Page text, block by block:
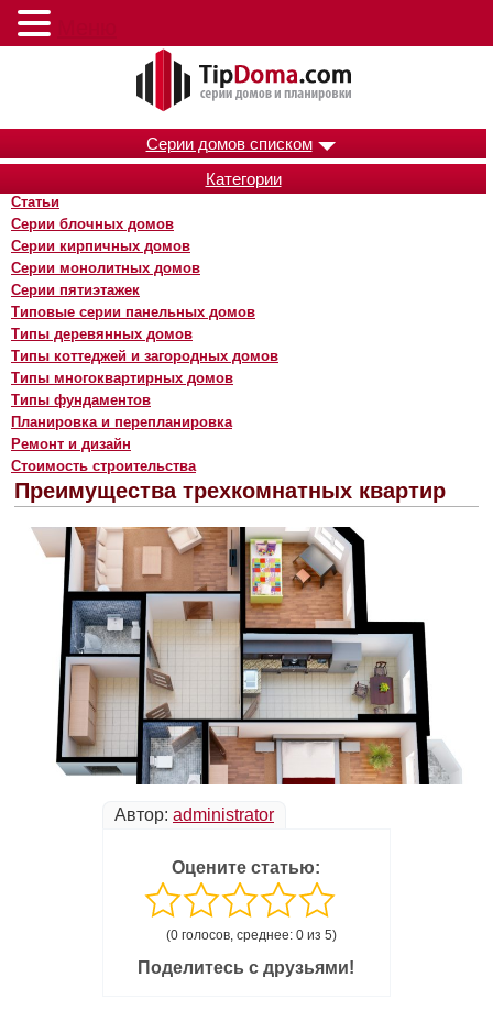
Серии домов списком
Категории
Статьи
Серии блочных домов
Серии кирпичных домов
Серии монолитных домов
Серии пятиэтажек
Типовые серии панельных домов
Типы деревянных домов
Типы коттеджей и загородных домов
Типы многоквартирных домов
Типы фундаментов
Планировка и перепланировка
Ремонт и дизайн
Стоимость строительства
Преимущества трехкомнатных квартир
Автор: administrator
Оцените статью:
(0 голосов, среднее: 0 из 5)
Поделитесь с друзьями!